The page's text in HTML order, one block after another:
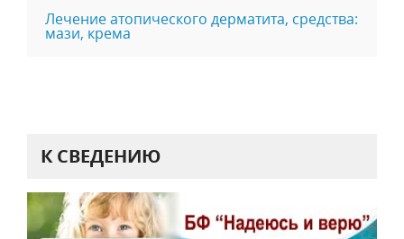
Лечение атопического дерматита, средства:
мази, крема
К СВЕДЕНИЮ